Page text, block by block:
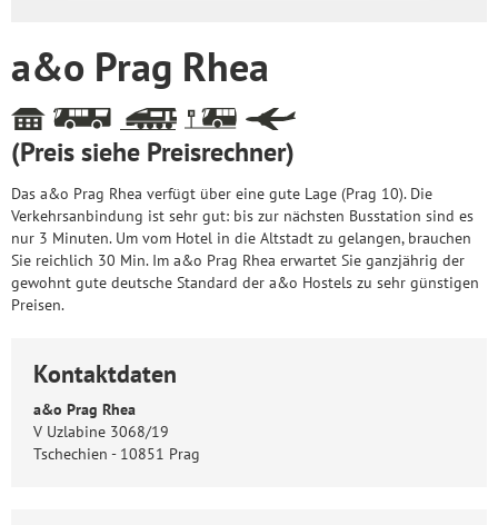
a&o Prag Rhea
(Preis siehe Preisrechner)
Das a&o Prag Rhea verfügt über eine gute Lage (Prag 10). Die
Verkehrsanbindung ist sehr gut: bis zur nächsten Busstation sind es
nur 3 Minuten. Um vom Hotel in die Altstadt zu gelangen, brauchen
Sie reichlich 30 Min. Im a&o Prag Rhea erwartet Sie ganzjährig der
gewohnt gute deutsche Standard der a&o Hostels zu sehr günstigen
Preisen.
Kontaktdaten
a&o Prag Rhea
V Uzlabine 3068/19
Tschechien - 10851 Prag